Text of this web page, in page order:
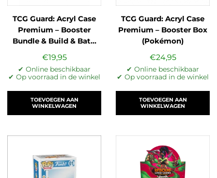
TCG Guard: Acryl Case
Premium – Booster
Bundle & Build & Bat…
€19,95
✔ Online beschikbaar
✔ Op voorraad in de winkel
TOEVOEGEN AAN
WINKELWAGEN
TCG Guard: Acryl Case
Premium – Booster Box
(Pokémon)
€24,95
✔ Online beschikbaar
✔ Op voorraad in de winkel
TOEVOEGEN AAN
WINKELWAGEN